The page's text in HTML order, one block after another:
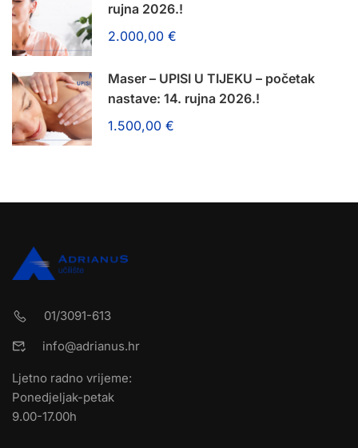
rujna 2026.!
2.000,00 €
Maser – UPISI U TIJEKU – početak
nastave: 14. rujna 2026.!
1.500,00 €
01/3091-613
info@adrianus.hr
Ljetno radno vrijeme:
Ponedjeljak-petak
9.00-17.00h